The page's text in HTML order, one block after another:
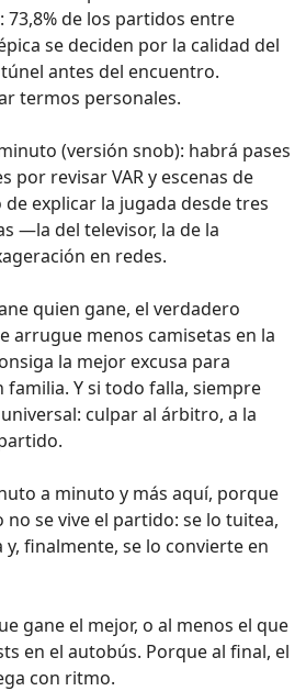
73,8% de los partidos entre
se deciden por la calidad del
antes del encuentro.
termos personales.
(versión snob): habrá pases
por revisar VAR y escenas de
explicar la jugada desde tres
—la del televisor, la de la
en redes.
quien gane, el verdadero
arrugue menos camisetas en la
la mejor excusa para
Y si todo falla, siempre
culpar al árbitro, a la
a minuto y más aquí, porque
se vive el partido: se lo tuitea,
finalmente, se lo convierte en
gane el mejor, o al menos el que
en el autobús. Porque al final, el
con ritmo.